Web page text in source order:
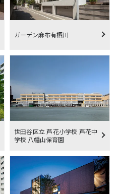
ガーデン麻布有栖川
世田谷区立 芦花小学校 芦花中
学校 八幡山保育園